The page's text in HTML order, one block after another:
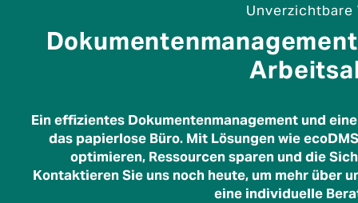
Unverzichtbare
Ein effizientes Dokumentenmanagement und
das papierlose Büro. Mit Lösungen wie
optimieren, Ressourcen sparen und die
Kontaktieren Sie uns noch heute, um mehr über
eine individuelle